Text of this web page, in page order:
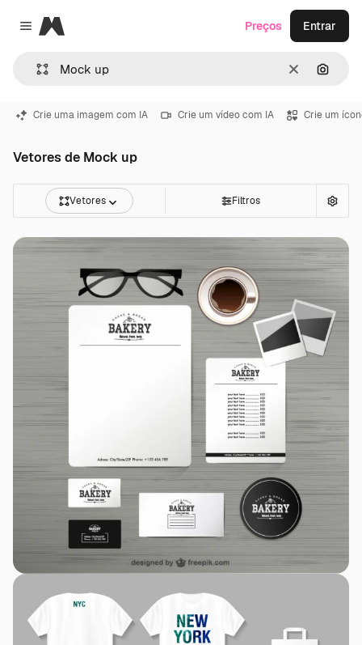
Close menu
Magnific
Limpar
Preços Entrar
Crie uma imagem com IA Crie um vídeo com IA Crie um
Vetores de Mock up
Vetores Filtros